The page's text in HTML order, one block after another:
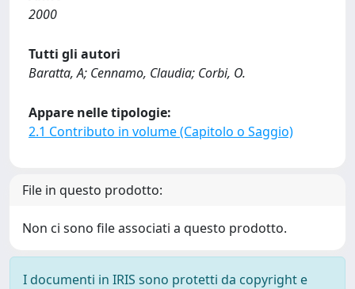
2000
Tutti gli autori
Baratta, A; Cennamo, Claudia; Corbi, O.
Appare nelle tipologie:
2.1 Contributo in volume (Capitolo o Saggio)
File in questo prodotto:
Non ci sono file associati a questo prodotto.
I documenti in IRIS sono protetti da copyright e